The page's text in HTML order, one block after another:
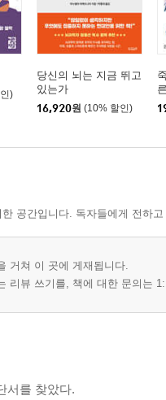
)
당신의 뇌는 지금 뛰고
있는가
16,920원 (10% 할인)
공간입니다. 독자들에게 전하
거쳐 이 곳에 게재됩니다.
리뷰 쓰기를, 책에 대한 문의는
서를 찾았다.